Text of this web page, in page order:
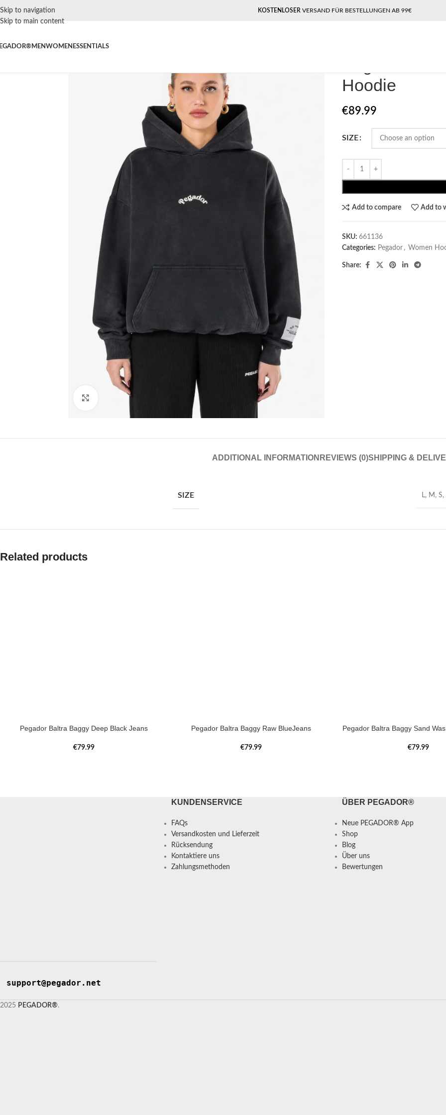
Skip to navigation
Skip to main content
KOSTENLOSER VERSAND FÜR BESTELLUNGEN AB 99€
MENWOMEN ESSENTIALS
Click to enlarge
Hoodie
€89.99
SIZE
Add to compare Add to
SKU: 661136
Categories: Pegador​ , Women
Share:
ADDITIONAL INFORMATION REVIEWS (0)SHIPPING &
SIZE L, M , S,
Related products
Pegador Baltra Baggy Deep Black Jeans
€79.99
Pegador Baltra Baggy Raw BlueJeans
€79.99
Pegador Baltra Baggy Sand
€79.99
support@pegador.net
KUNDENSERVICE
FAQs
Versandkosten und Lieferzeit
Rücksendung
Kontaktiere uns
Zahlungsmethoden
ÜBER PEGADOR®
Neue PEGADOR® App
Shop
Blog
Über uns
Bewertungen
2025 PEGADOR®.